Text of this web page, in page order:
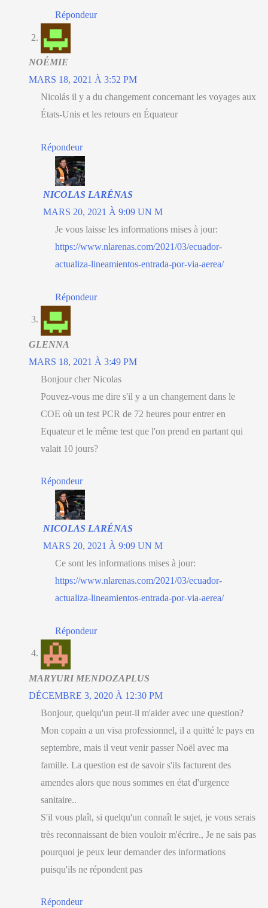
Répondeur
NOÉMIE
MARS 18, 2021 À 3:52 PM
Nicolás il y a du changement concernant les voyages aux
États-Unis et les retours en Équateur
Répondeur
NICOLAS LARÉNAS
MARS 20, 2021 À 9:09 UN M
Je vous laisse les informations mises à jour:
https://www.nlarenas.com/2021/03/ecuador-
actualiza-lineamientos-entrada-por-via-aerea/
Répondeur
GLENNA
MARS 18, 2021 À 3:49 PM
Bonjour cher Nicolas
Pouvez-vous me dire s'il y a un changement dans le
COE où un test PCR de 72 heures pour entrer en
Equateur et le même test que l'on prend en partant qui
valait 10 jours?
Répondeur
NICOLAS LARÉNAS
MARS 20, 2021 À 9:09 UN M
Ce sont les informations mises à jour:
https://www.nlarenas.com/2021/03/ecuador-
actualiza-lineamientos-entrada-por-via-aerea/
Répondeur
MARYURI MENDOZAPLUS
DÉCEMBRE 3, 2020 À 12:30 PM
Bonjour, quelqu'un peut-il m'aider avec une question?
Mon copain a un visa professionnel, il a quitté le pays en
septembre, mais il veut venir passer Noël avec ma
famille. La question est de savoir s'ils facturent des
amendes alors que nous sommes en état d'urgence
sanitaire..
S'il vous plaît, si quelqu'un connaît le sujet, je vous serais
très reconnaissant de bien vouloir m'écrire., Je ne sais pas
pourquoi je peux leur demander des informations
puisqu'ils ne répondent pas
Répondeur